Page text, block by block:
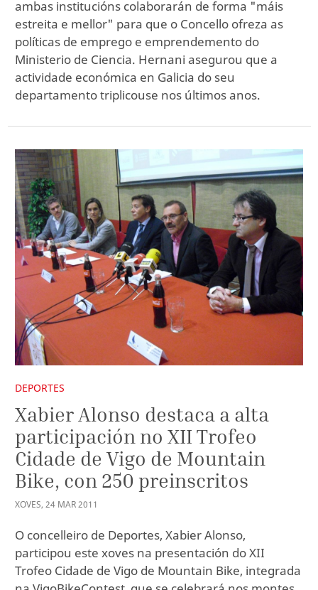
ambas institucións colaborarán de forma "máis
estreita e mellor" para que o Concello ofreza as
políticas de emprego e emprendemento do
Ministerio de Ciencia. Hernani asegurou que a
actividade económica en Galicia do seu
departamento triplicouse nos últimos anos.
DEPORTES
Xabier Alonso destaca a alta
participación no XII Trofeo
Cidade de Vigo de Mountain
Bike, con 250 preinscritos
XOVES, 24 MAR2011
O concelleiro de Deportes, Xabier Alonso,
participou este xoves na presentación do XII
Trofeo Cidade de Vigo de Mountain Bike, integrada